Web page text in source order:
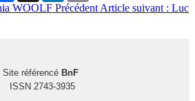
WOOLF Précédent Article suivant : Luc
Site référencé BnF
ISSN 2743-3935